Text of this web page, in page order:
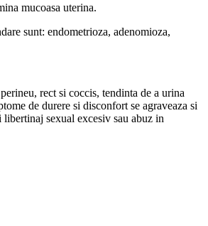
mucoasa uterina.
sunt: endometrioza, adenomioza,
rect si coccis, tendinta de a urina
de durere si disconfort se agraveaza si
sexual excesiv sau abuz in